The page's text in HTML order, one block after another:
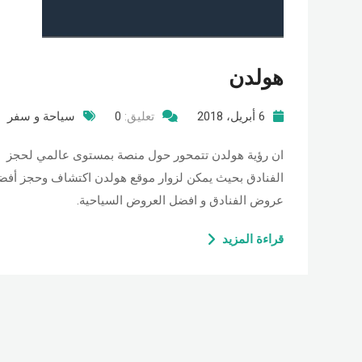
هولدن
6 أبريل، 2018 تعليق: 0 سياحة و سفر
ان رؤية هولدن تتمحور حول منصة بمستوى عالمي لحجز
الفنادق بحيث يمكن لزوار موقع هولدن اكتشاف وحجز
عروض الفنادق و افضل العروض السياحية.
قراءة المزيد